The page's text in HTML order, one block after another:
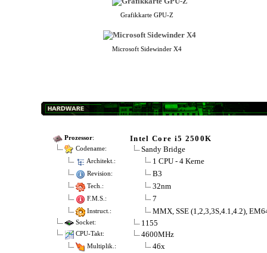
Grafikkarte GPU-Z
Microsoft Sidewinder X4
Prozessor: Intel Core i5 2500K
Codename: Sandy Bridge
Architekt.: 1 CPU - 4 Kerne
Revision: B3
Tech.: 32nm
F.M.S.: 7
Instruct.: MMX, SSE (1,2,3,3S,4.1,4.2),
Socket: 1155
CPU-Takt: 4600MHz
Multiplik.: 46x